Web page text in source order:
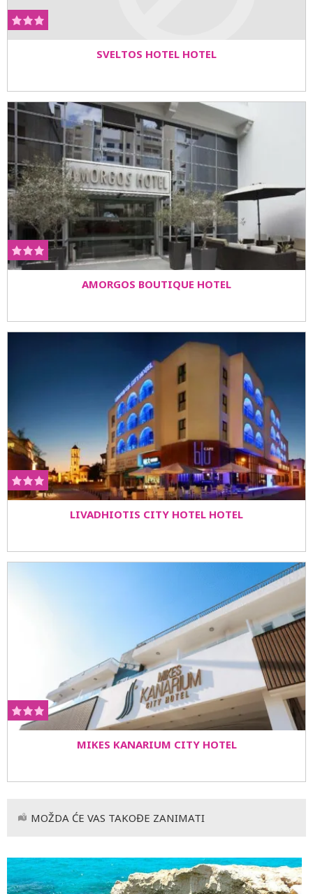
SVELTOS HOTEL HOTEL
AMORGOS BOUTIQUE HOTEL
LIVADHIOTIS CITY HOTEL HOTEL
MIKES KANARIUM CITY HOTEL
MOŽDA ĆE VAS TAKOĐE ZANIMATI